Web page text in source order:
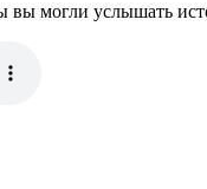
могли услышать